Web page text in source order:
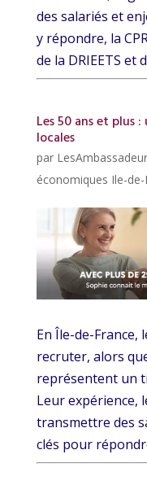
des salariés et
y répondre, la
de la DRIEETS et
Les 50 ans et plus
locales
par
économiques Ile-de-
En Île-de-France,
recruter, alors
représentent un
Leur expérience,
transmettre des
clés pour